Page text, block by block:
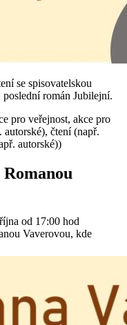
se spisovatelskou
román Jubilejní.
pro veřejnost, akce pro
autorské), čtení (např.
autorské))
Romanou
od 17:00 hod
Vaverovou, kde